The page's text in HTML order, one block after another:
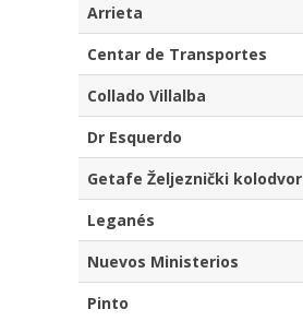
Arrieta
Centar de Transportes
Collado Villalba
Dr Esquerdo
Getafe Željeznički kolodvor
Leganés
Nuevos Ministerios
Pinto